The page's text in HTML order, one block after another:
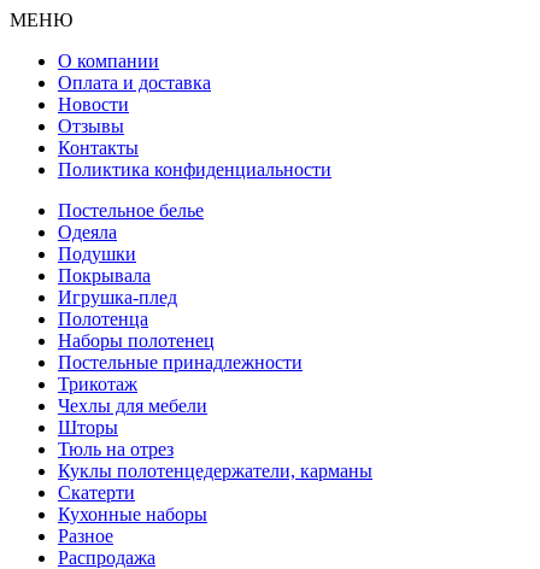
МЕНЮ
О компании
Оплата и доставка
Новости
Отзывы
Контакты
Поликтика конфиденциальности
Постельное белье
Одеяла
Подушки
Покрывала
Игрушка-плед
Полотенца
Наборы полотенец
Постельные принадлежности
Трикотаж
Чехлы для мебели
Шторы
Тюль на отрез
Куклы полотенцедержатели, карманы
Скатерти
Кухонные наборы
Разное
Распродажа